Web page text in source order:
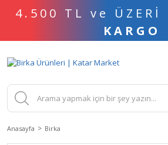
4.500 TL ve ÜZERİ
KARGO
Anasayfa Birka